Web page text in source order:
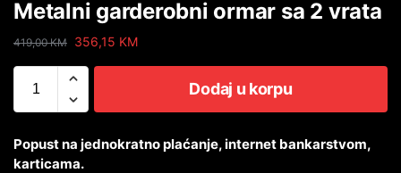
Metalni garderobni ormar sa 2 vrata
419,00KM 356,15 KM
Dodaj u korpu
Popust na jednokratno plaćanje, internet bankarstvom,
karticama.